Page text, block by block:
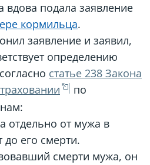
вдова подала заявление
кормильца.
заявление и заявил,
определению
статье 238 Закона
по
отдельно от мужа в
до его смерти.
смерти мужа, он